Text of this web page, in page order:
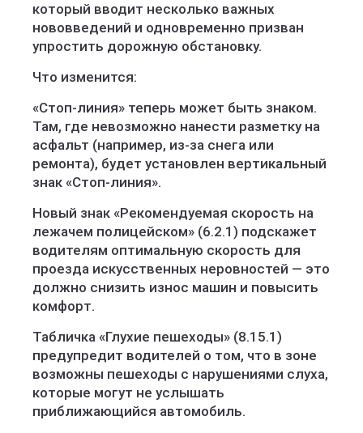
который вводит несколько важных
нововведений и одновременно призван
упростить дорожную обстановку.
Что изменится:
«Стоп-линия» теперь может быть знаком.
Там, где невозможно нанести разметку на
асфальт (например, из-за снега или
ремонта), будет установлен вертикальный
знак «Стоп-линия».
Новый знак «Рекомендуемая скорость на
лежачем полицейском» (6.2.1) подскажет
водителям оптимальную скорость для
проезда искусственных неровностей — это
должно снизить износ машин и повысить
комфорт.
Табличка «Глухие пешеходы» (8.15.1)
предупредит водителей о том, что в зоне
возможны пешеходы с нарушениями слуха,
которые могут не услышать
приближающийся автомобиль.